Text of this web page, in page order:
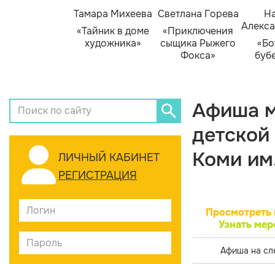
Тамара Михеева
«Тайник в доме
художника»
Светлана Горева
«Приключения
сыщика Рыжего
Фокса»
ЛИЧНЫЙ КАБИНЕТ
РЕГИСТРАЦИЯ
Афиша
Коми
Просмотреть
Узнать
Афиша на